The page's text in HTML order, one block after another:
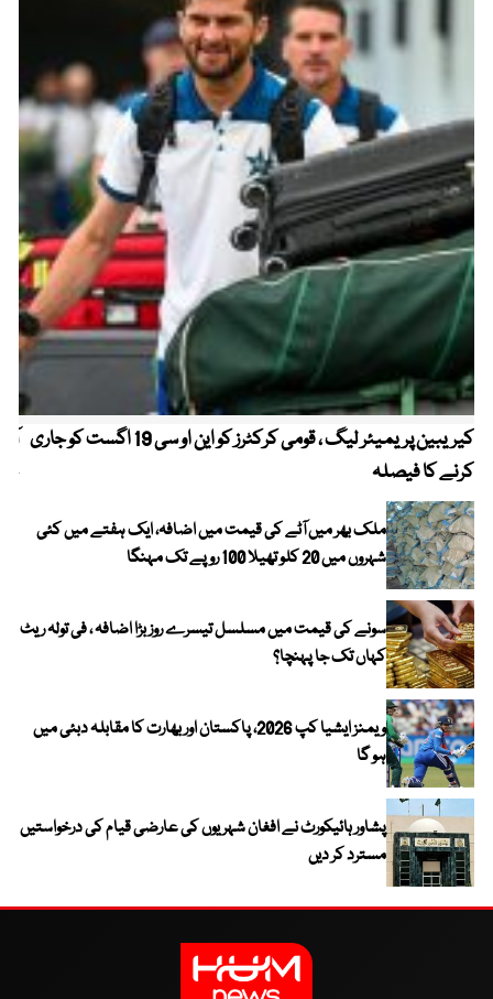
کیریبین پریمیئر لیگ ، قومی کرکٹرز کو این او سی 19 اگست کو جاری
کرنے کا فیصلہ
ملک بھر میں آٹے کی قیمت میں اضافہ، ایک ہفتے میں کئی
شہروں میں 20 کلو تھیلا 100 روپے تک مہنگا
سونے کی قیمت میں مسلسل تیسرے روز بڑا اضافہ ، فی تولہ ریٹ
کہاں تک جا پہنچا؟
ویمنز ایشیا کپ 2026، پاکستان اور بھارت کا مقابلہ دبئی میں
ہو گا
پشاور ہائیکورٹ نے افغان شہریوں کی عارضی قیام کی درخواستیں
مسترد کر دیں